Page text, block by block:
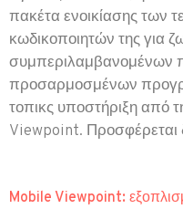
πακέτα ενοικίασης των
κωδικοποιητών της για
συμπεριλαμβανομένων
προσαρμοσμένων
τοπικς υποστήριξη από
Viewpoint. Προσφέρεται
Mobile Viewpoint: